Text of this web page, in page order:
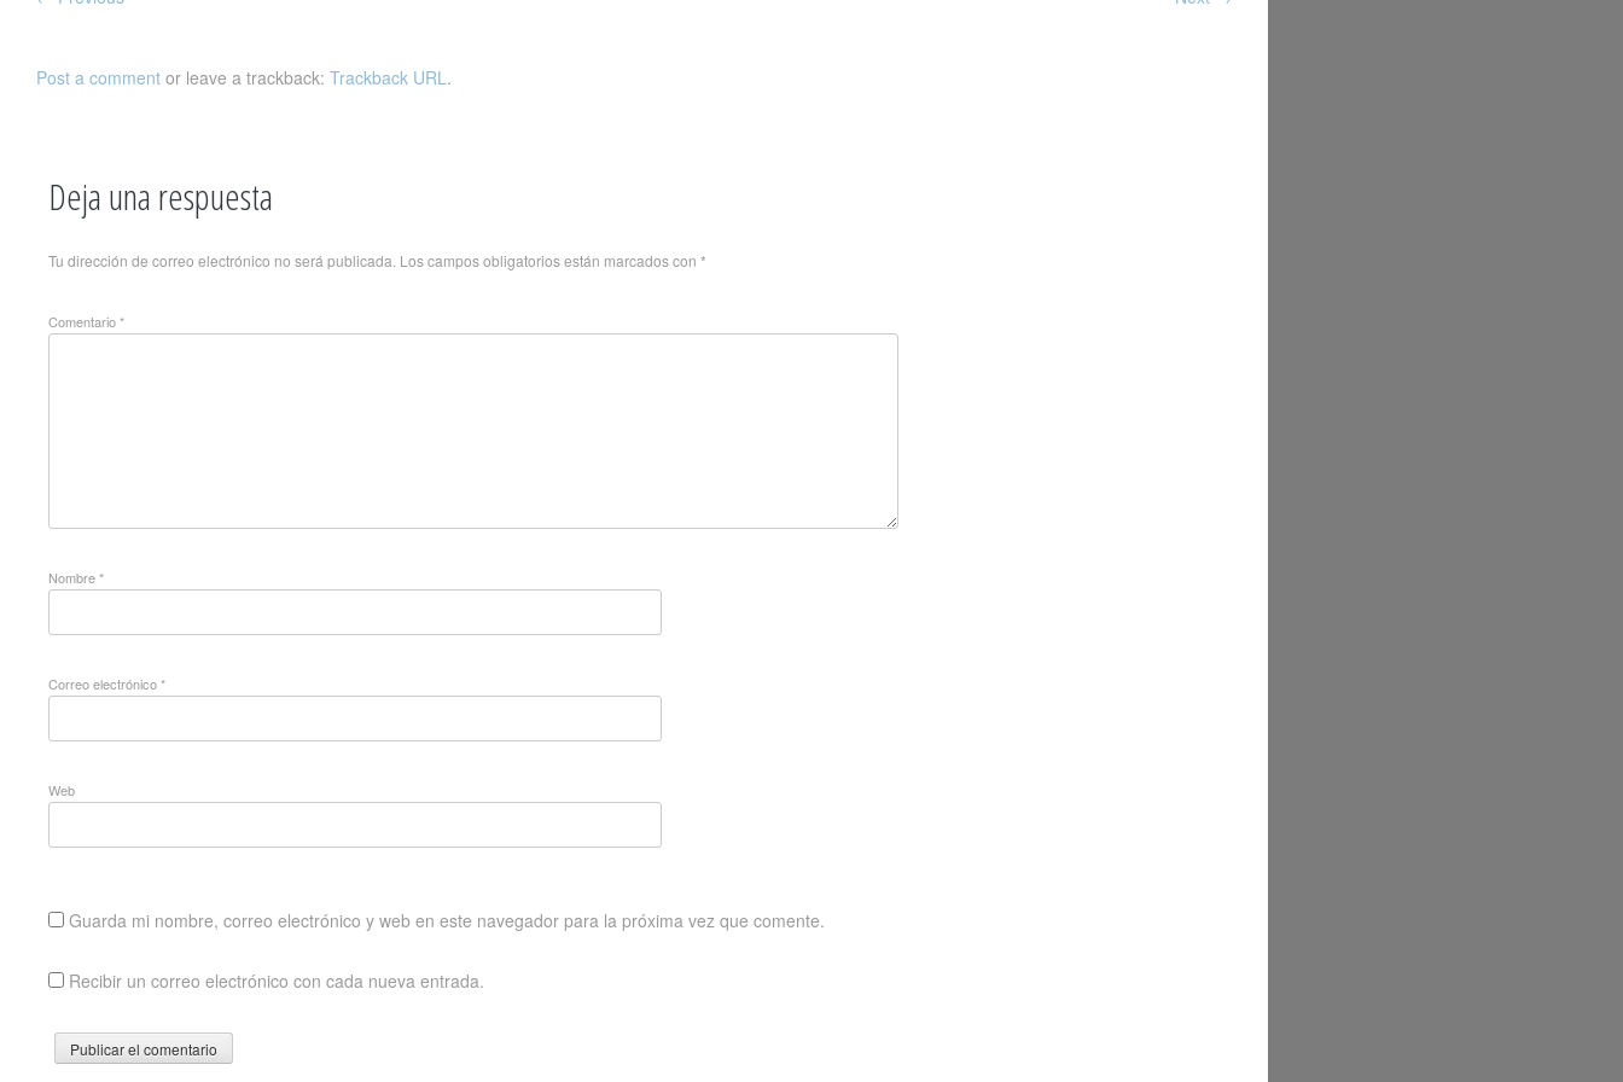
Post a comment or leave a trackback: Trackback URL.
Deja una respuesta
Tu dirección de correo electrónico no será publicada. Los campos obligatorios están marcados con *
Comentario*
Nombre*
Correo electrónico*
Web
Guarda mi nombre, correo electrónico y web en este navegador para la próxima vez que comente.
Recibir un correo electrónico con cada nueva entrada.